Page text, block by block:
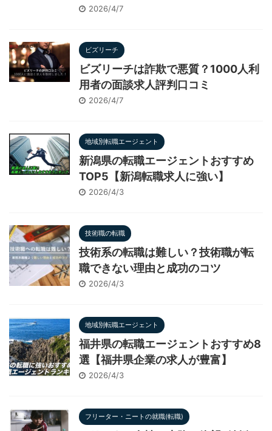
2026/4/7
ビズリーチ
ビズリーチは詐欺で悪質？1000人利
用者の面談求人評判口コミ
2026/4/7
地域別転職エージェント
新潟県の転職エージェントおすすめ
TOP5【新潟転職求人に強い】
2026/4/3
技術職の転職
技術系の転職は難しい？技術職が転
職できない理由と成功のコツ
2026/4/3
地域別転職エージェント
福井県の転職エージェントおすすめ8
選【福井県企業の求人が豊富】
2026/4/3
フリーター・ニートの就職(転職)